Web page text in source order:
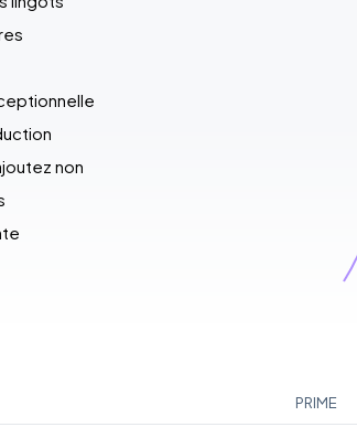
non
PRIME